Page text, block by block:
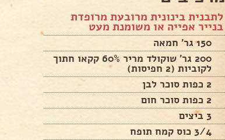
לתבנית בינונית מרובעת מרופדת
בנייר אפייה או משומנת מעט
150 גר' חמאה
200 גר' שוקולד מריר 60% קקאו חתוך
לקוביות (2 חפיסות)
2 כפות סוכר לבן
2 כפות סוכר חום
3 ביצים
3/4 כוס קמח תופח